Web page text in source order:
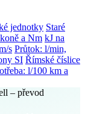
jednotky Staré
a Nm kJ na
s Průtok: l/min,
SI Římské číslice
l/100 km a
– převod